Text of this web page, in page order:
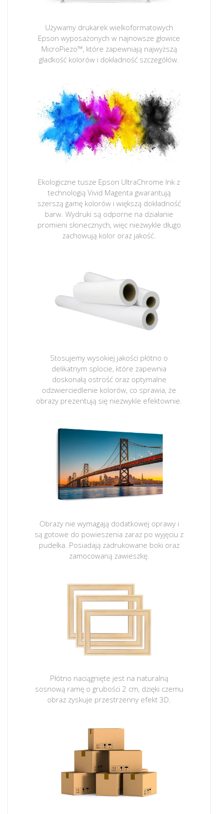
Używamy drukarek wielkoformatowych
Epson wyposażonych w najnowsze głowice
MicroPiezo™, które zapewniają najwyższą
gładkość kolorów i dokładność szczegółów.
Ekologiczne tusze Epson UltraChrome Ink z
technologią Vivid Magenta gwarantują
szerszą gamę kolorów i większą dokładność
barw. Wydruki są odporne na działanie
promieni słonecznych, więc niezwykle długo
zachowują kolor oraz jakość.
Stosujemy wysokiej jakości płótno o
delikatnym splocie, które zapewnia
doskonałą ostrość oraz optymalne
odzwierciedlenie kolorów, co sprawia, że
obrazy prezentują się niezwykle efektownie.
Obrazy nie wymagają dodatkowej oprawy i
są gotowe do powieszenia zaraz po wyjęciu z
pudełka. Posiadają zadrukowane boki oraz
zamocowaną zawieszkę.
Płótno naciągnięte jest na naturalną
sosnową ramę o grubości 2 cm, dzięki czemu
obraz zyskuje przestrzenny efekt 3D.